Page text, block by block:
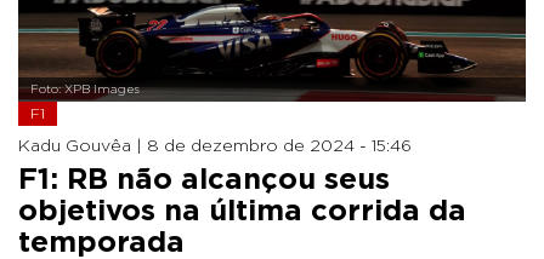
Foto: XPB Images
F1
Kadu Gouvêa | 8 de dezembro de 2024 - 15:46
F1: RB não alcançou seus
objetivos na última corrida da
temporada